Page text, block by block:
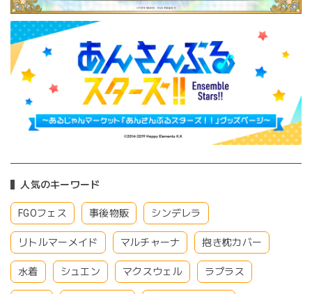
人気のキーワード
FGOフェス 事後物販 シンデレラ
リトルマーメイド マルチャーナ 抱き枕カバー
水着 シュエン マクスウェル ラプラス